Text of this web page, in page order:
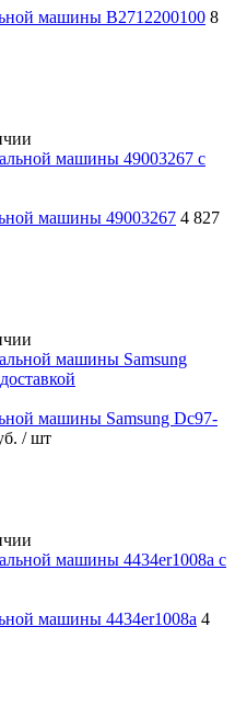
машины B2712200100 8
машины 49003267 4 827
машины Samsung Dc97-
/ шт
машины 4434er1008a 4